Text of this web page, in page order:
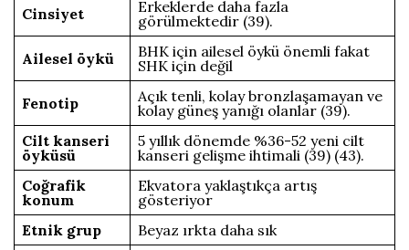
Cinsiyet
Erkeklerde daha fazla
görülmektedir (39).
Ailesel öykü
BHK için ailesel öykü önemli fakat
SHK için değil
Fenotip
Açık tenli, kolay bronzlaşamayan ve
kolay güneş yanığı olanlar (39).
Cilt kanseri
öyküsü
5 yıllık dönemde %36-52 yeni cilt
kanseri gelişme ihtimali (39) (43).
Coğrafik
konum
Ekvatora yaklaştıkça artış
gösteriyor
Etnik grup
Beyaz ırkta daha sık